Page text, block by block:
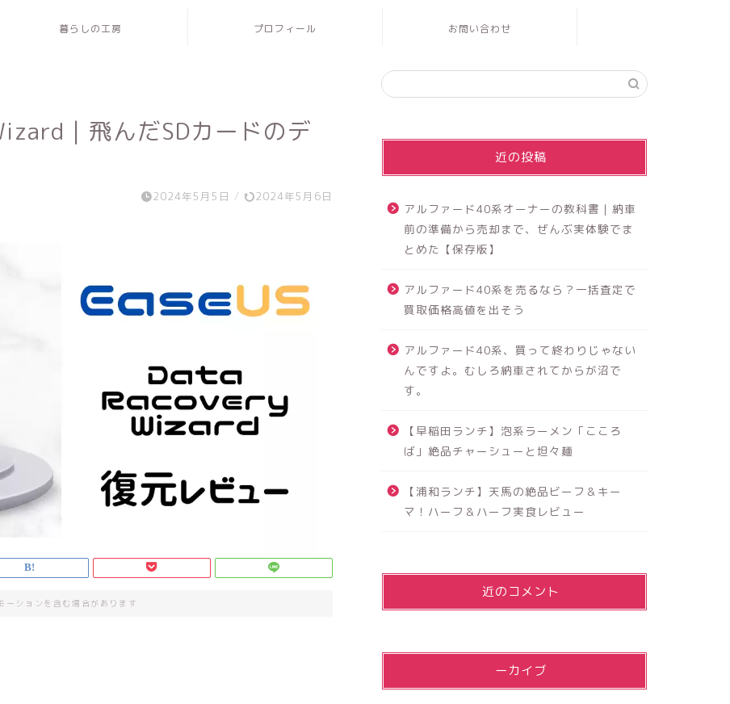
暮らしの工房 プロフィール お問い合わせ
｜飛んだSDカードのデ
2024年5月5日 / 2024年5月6日
ーションを含む場合があります
最近の投稿
アルファード40系オーナーの教科書｜納車
前の準備から売却まで、ぜんぶ実体験でま
とめた【保存版】
アルファード40系を売るなら？一括査定で
買取価格高値を出そう
アルファード40系、買って終わりじゃない
んですよ。むしろ納車されてからが沼で
す。
【早稲田ランチ】泡系ラーメン「こころ
ば」絶品チャーシューと坦々麺
【浦和ランチ】天馬の絶品ビーフ＆キー
マ！ハーフ＆ハーフ実食レビュー
最近のコメント
アーカイブ